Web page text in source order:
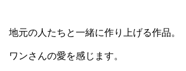
地元の人たちと一緒に作り上げる作品。
ワンさんの愛を感じます。